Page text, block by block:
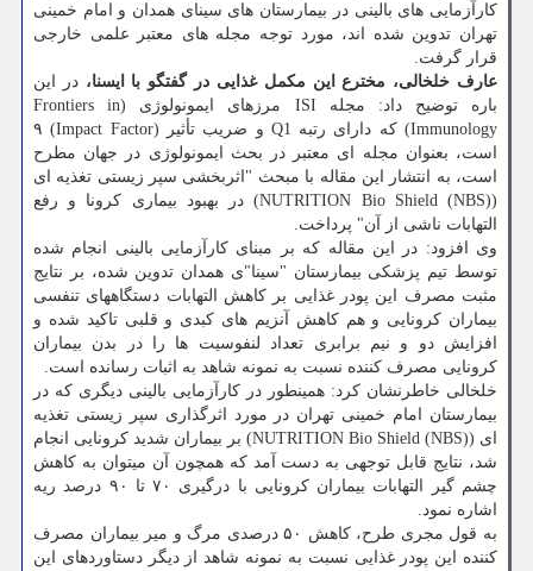
کارآزمایی های بالینی در بیمارستان های سینای همدان و امام خمینی
تهران تدوین شده اند، مورد توجه مجله های معتبر علمی خارجی
قرار گرفت.
عارف خلخالی، مخترع این مکمل غذایی در گفتگو با ایسنا،در این
باره توضیح داد: مجله ISI مرزهای ایمونولوژی (Frontiers in
Immunology) که دارای رتبه Q1 و ضریب تأثیر (Impact Factor) ۹
است، بعنوان مجله ای معتبر در بحث ایمونولوژی در جهان مطرح
است، به انتشار این مقاله با مبحث "اثربخشی سپر زیستی تغذیه ای
(NUTRITION Bio Shield (NBS)) در بهبود بیماری کرونا و رفع
التهابات ناشی از آن" پرداخت.
وی افزود: در این مقاله که بر مبنای کارآزمایی بالینی انجام شده
توسط تیم پزشکی بیمارستان "سینا"ی همدان تدوین شده، بر نتایج
مثبت مصرف این پودر غذایی بر کاهش التهابات دستگاههای تنفسی
بیماران کرونایی و هم کاهش آنزیم های کبدی و قلبی تاکید شده و
افزایش دو و نیم برابری تعداد لنفوسیت ها را در بدن بیماران
کرونایی مصرف کننده نسبت به نمونه شاهد به اثبات رسانده است.
خلخالی خاطرنشان کرد: همینطور در کارآزمایی بالینی دیگری که در
بیمارستان امام خمینی تهران در مورد اثرگذاری سپر زیستی تغذیه
ای (NUTRITION Bio Shield (NBS)) بر بیماران شدید کرونایی انجام
شد، نتایج قابل توجهی به دست آمد که همچون آن میتوان به کاهش
چشم گیر التهابات بیماران کرونایی با درگیری ۷۰ تا ۹۰ درصد ریه
اشاره نمود.
به قول مجری طرح، کاهش ۵۰ درصدی مرگ و میر بیماران مصرف
کننده این پودر غذایی نسبت به نمونه شاهد از دیگر دستاوردهای این